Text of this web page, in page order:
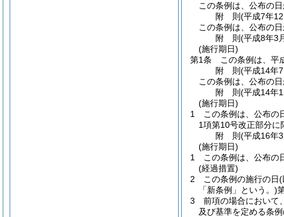
この条例は、公布の日
附 則(平成7年
この条例は、公布の日
附 則(平成8年3
(施行期日)
第1条
この条例は、平
附 則(平成14年
この条例は、公布の日
附 則(平成14年
(施行期日)
1
この条例は、公布の
1項第10号改正部分に
附 則(平成16年
(施行期日)
1
この条例は、公布の
(経過措置)
2
この条例の施行の日(
「新条例」という。)
3
前項の場合において
及び基準を定める条例